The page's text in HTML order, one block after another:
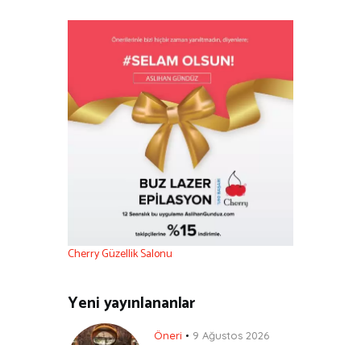
Cherry Güzellik Salonu
Yeni yayınlananlar
Öneri 9 Ağustos 2026